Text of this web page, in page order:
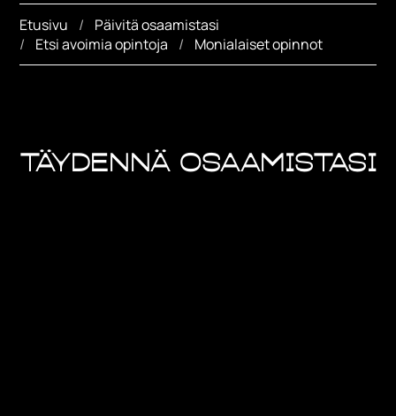
Etusivu
Päivitä osaamistasi
Etsi avoimia opintoja
Monialaiset opinnot
Täydennä osaamistasi